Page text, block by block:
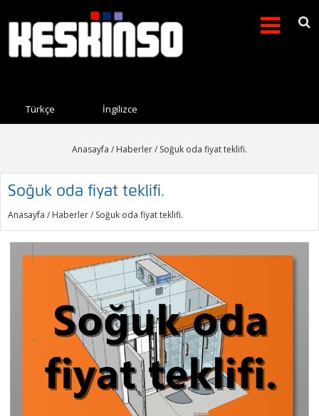
Arama formu
Türkçe İngilizce
Anasayfa / Haberler/ Soğuk oda fiyat teklifi.
Soğuk oda fiyat teklifi.
Anasayfa / Haberler/ Soğuk oda fiyat teklifi.